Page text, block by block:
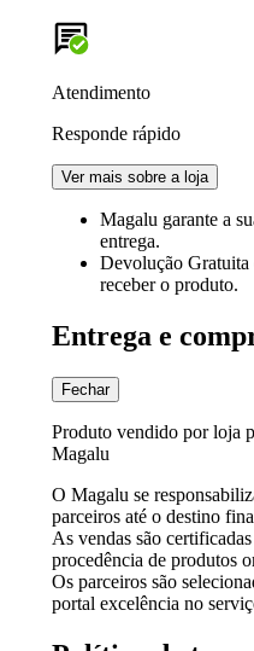
Atendimento
Responde rápido
Ver mais sobre a loja
Magalu garante a
entrega.
Devolução Gratuita
receber o produto.
Entrega e
Fechar
Produto vendido por loja
Magalu
O Magalu se
parceiros até o destino
As vendas são
procedência de produtos
Os parceiros são
portal excelência no